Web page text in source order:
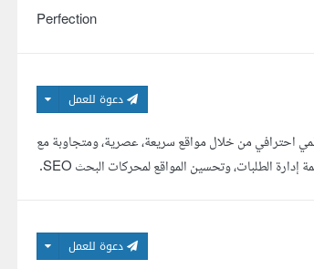
Perfection
دعوة للعمل
احترافي من خلال مواقع سريعة، عصرية، ومتجاوبة مع
جميع الأجهزة. أعمل على تطوير المواقع التعريفية، منصات الحجز، لوحات التحكم، المتاجر الإلكترونية، أنظمة إدارة الطلبات، وتحسين المواقع لمحركات البحث SEO.
دعوة للعمل